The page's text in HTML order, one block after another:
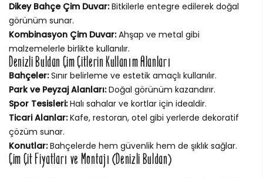
Dikey Bahçe Çim Duvar:Bitkilerle entegre edilerek doğal
görünüm sunar.
Kombinasyon Çim Duvar:Ahşap ve metal gibi
malzemelerle birlikte kullanılır.
Denizli Buldan Çim Çitlerin Kullanım Alanları
Bahçeler:Sınır belirleme ve estetik amaçlı kullanılır.
Park ve Peyzaj Alanları:Doğal görünüm kazandırır.
Spor Tesisleri:Halı sahalar ve kortlar için idealdir.
Ticari Alanlar:Kafe, restoran, otel gibi yerlerde dekoratif
çözüm sunar.
Konutlar:Bahçelerde hem güvenlik hem de şıklık sağlar.
Çim Çit Fiyatları ve Montajı (Denizli Buldan)